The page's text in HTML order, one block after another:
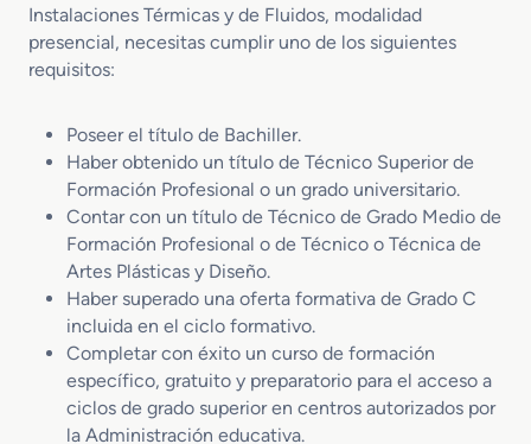
Instalaciones Térmicas y de Fluidos, modalidad
presencial, necesitas cumplir uno de los siguientes
requisitos:
Poseer el título de Bachiller.
Haber obtenido un título de Técnico Superior de
Formación Profesional o un grado universitario.
Contar con un título de Técnico de Grado Medio de
Formación Profesional o de Técnico o Técnica de
Artes Plásticas y Diseño.
Haber superado una oferta formativa de Grado C
incluida en el ciclo formativo.
Completar con éxito un curso de formación
específico, gratuito y preparatorio para el acceso a
ciclos de grado superior en centros autorizados por
la Administración educativa.